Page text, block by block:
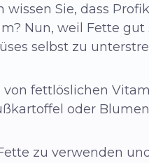
Sie, dass
Nun, weil Fette
selbst zu
fettlöslichen
oder
zu verwenden